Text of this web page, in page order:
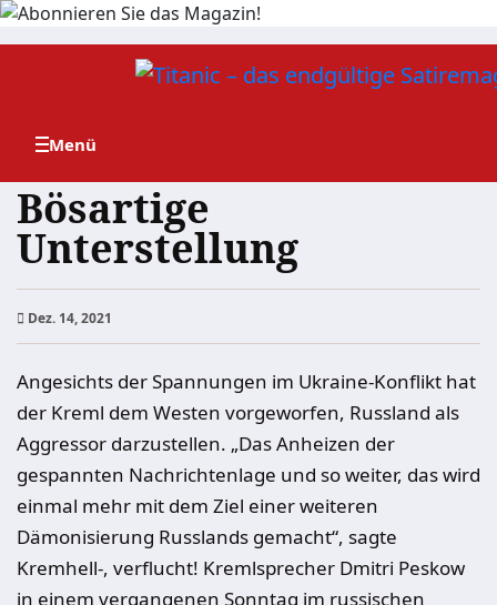
Zum
Bösartige
Unterstellung
Dez. 14, 2021
Angesichts der Spannungen im Ukraine-Konflikt hat
der Kreml dem Westen vorgeworfen, Russland als
Aggressor darzustellen. „Das Anheizen der
gespannten Nachrichtenlage und so weiter, das wird
einmal mehr mit dem Ziel einer weiteren
Dämonisierung Russlands gemacht“, sagte
Kremhell-, verflucht! Kremlsprecher Dmitri Peskow
in einem vergangenen Sonntag im russischen